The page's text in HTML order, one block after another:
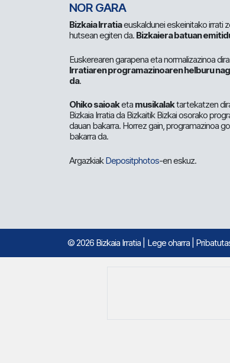
NOR GARA
Bizkaia Irratiaeuskaldunei eskeinitako irrati
hutsean egiten da. Bizkaiera batuan
Euskerearen garapena eta normalizazinoa
Irratiaren programazinoaren helburu
da.
Ohiko saioaketa musikalaktartekatzen
Bizkaia Irratia da Bizkaitik Bizkai osorako
dauan bakarra. Horrez gain, programazinoa
bakarra da.
ArgazkiakDepositphotos-en eskuz.
© 2026 Bizkaia Irratia Lege oharra